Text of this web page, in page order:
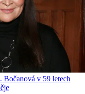
Bočanová v 59 letech